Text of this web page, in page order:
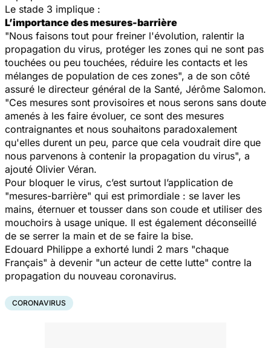
Le stade 3 implique :
L’importance des mesures-barrière
"Nous faisons tout pour freiner l'évolution, ralentir la
propagation du virus, protéger les zones qui ne sont pas
touchées ou peu touchées, réduire les contacts et les
mélanges de population de ces zones", a de son côté
assuré le directeur général de la Santé, Jérôme Salomon.
"Ces mesures sont provisoires et nous serons sans doute
amenés à les faire évoluer, ce sont des mesures
contraignantes et nous souhaitons paradoxalement
qu'elles durent un peu, parce que cela voudrait dire que
nous parvenons à contenir la propagation du virus", a
ajouté Olivier Véran.
Pour bloquer le virus, c’est surtout l’application de
"mesures-barrière" qui est primordiale : se laver les
mains, éternuer et tousser dans son coude et utiliser des
mouchoirs à usage unique. Il est également déconseillé
de se serrer la main et de se faire la bise.
Edouard Philippe a exhorté lundi 2 mars "chaque
Français" à devenir "un acteur de cette lutte" contre la
propagation du nouveau coronavirus.
CORONAVIRUS